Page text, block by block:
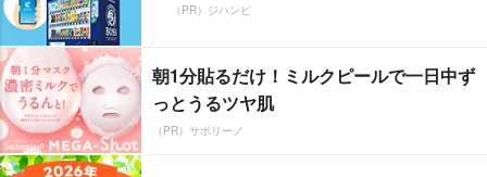
（PR）ジハンピ
朝1分貼るだけ！ミルクピールで一日中ず
っとうるツヤ肌
（PR）サボリーノ